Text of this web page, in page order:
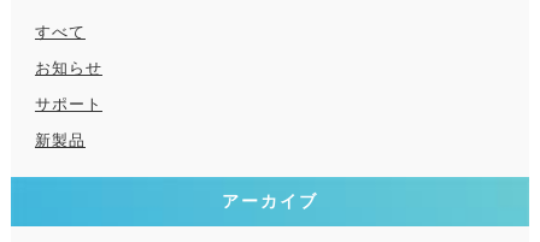
すべて
お知らせ
サポート
新製品
アーカイブ